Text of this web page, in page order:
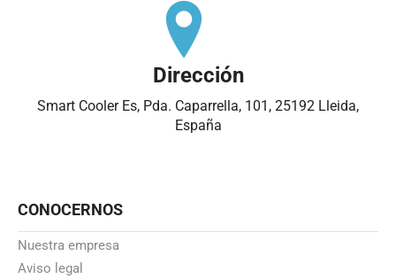
Dirección
Smart Cooler Es, Pda. Caparrella, 101, 25192 Lleida,
España
CONOCERNOS
Nuestra empresa
Aviso legal